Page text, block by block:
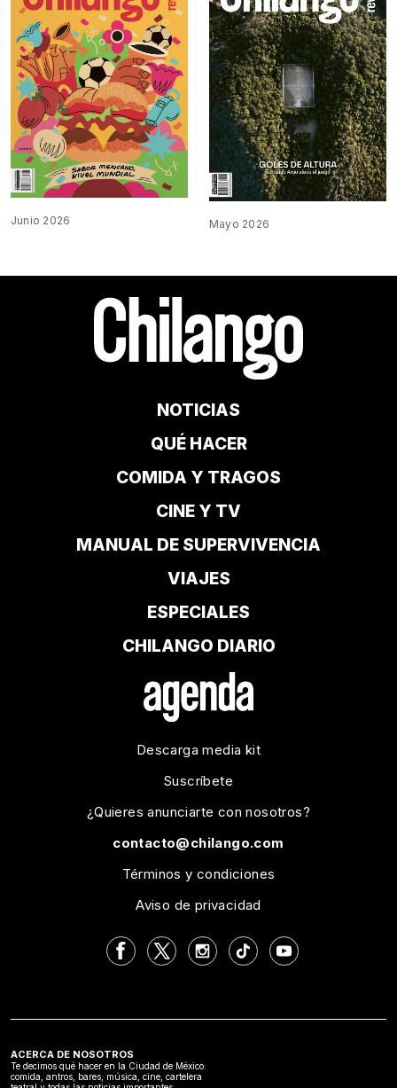
Junio 2026 Mayo 2026
NOTICIAS
QUÉ HACER
COMIDA Y TRAGOS
CINE Y TV
MANUAL DE SUPERVIVENCIA
VIAJES
ESPECIALES
CHILANGO DIARIO
Descarga media kit
Suscríbete
¿Quieres anunciarte con nosotros?
contacto@chilango.com
Términos y condiciones
Aviso de privacidad
ACERCA DE NOSOTROS
Te decimos qué hacer en la Ciudad de México:
comida, antros, bares, música, cine, cartelera